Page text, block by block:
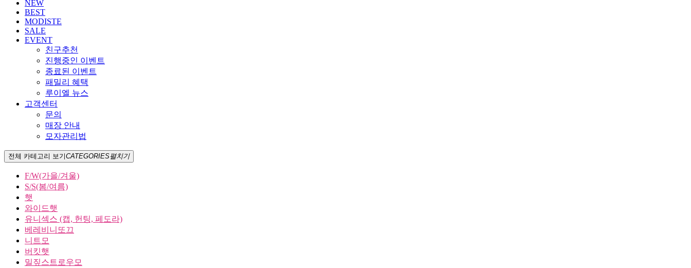
NEW
BEST
MODISTE
SALE
EVENT
친구추천
진행중인 이벤트
종료된 이벤트
패밀리 혜택
루이엘 뉴스
고객센터
문의
매장 안내
모자관리법
전체 카테고리 보기CATEGORIES펼치기
F/W(가을/겨울)
S/S(봄/여름)
햇
와이드햇
유니섹스 (캡, 헌팅, 페도라)
베레비니또끄
니트모
버킷햇
밀짚스트로우모